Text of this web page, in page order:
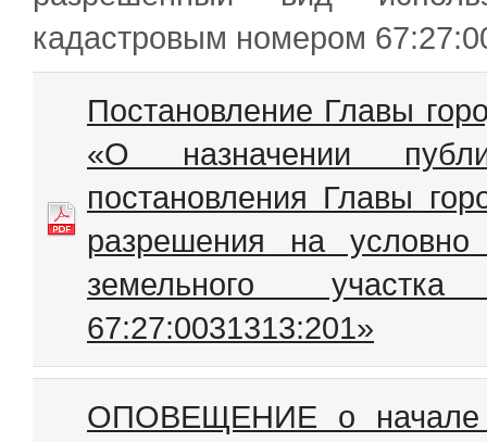
кадастровым номером
Постановление Главы
«О назначении
постановления Главы
разрешения на
земельного
67:27:0031313:201»
ОПОВЕЩЕНИЕ о начале